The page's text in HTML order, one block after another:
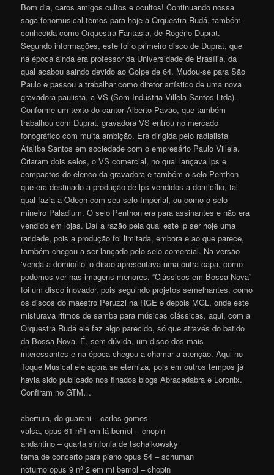
Bom dia, caros amigos cultos e ocultos! Continuando nossa
saga fonomusical temos para hoje a Orquestra Rudá, também
conhecida como Orquestra Fantasia, de Rogério Duprat.
Segundo informações, este foi o primeiro disco de Duprat, que
na época ainda era professor da Universidade de Brasília, da
qual acabou saindo devido ao Golpe de 64. Mudou-se para São
Paulo e passou a trabalhar como diretor artístico de uma nova
gravadora paulista, a VS (Som Indústria Villela Santos Ltda).
Conforme um texto do cantor Alberto Pavão, que também
trabalhou com Duprat, gravadora VS entrou no mercado
fonográfico com muita ambição. Era dirigida pelo radialista
Ataliba Santos em sociedade com o empresário Paulo Villela.
Criaram dois selos, o VS comercial, no qual lançava lps e
compactos do elenco da gravadora e também o selo Penthon
que era destinado a produção de lps vendidos a domicílio, tal
qual fazia a Odeon com seu selo Imperial, ou como o selo
mineiro Paladium. O selo Penthon era para assinantes e não era
vendido em lojas. Daí a razão pela qual este lp ser hoje uma
raridade, pois a produção foi limitada, embora e ao que parece,
também chegou a ser lançado pelo selo comercial. Na versão
‘venda a domicílio’ o disco apresentava uma outra capa, como
podemos ver nas imagens menores. “Clássicos em Bossa Nova”
foi um disco inovador, pois seguindo projetos semelhantes, como
os discos do maestro Peruzzi na RGE e depois MGL, onde este
misturava ritmos de samba para músicas clássicas, aqui, com a
Orquestra Rudá ele faz algo parecido, só que através do batido
da Bossa Nova. É, sem dúvida, um disco dos mais
interessantes e na época chegou a chamar a atenção. Aqui no
Toque Musical ele agora se eterniza, pois em outros tempos já
havia sido publicado nos finados blogs Abracadabra e Loronix.
Confiram no GTM…
abertura, do guarani – carlos gomes
valsa, opus 61 nº1 em lá bemol – chopin
andantino – quarta sinfonia de tschaikowsky
tema de concerto para piano opus 54 – schuman
noturno opus 9 nº 2 em mi bemol – chopin